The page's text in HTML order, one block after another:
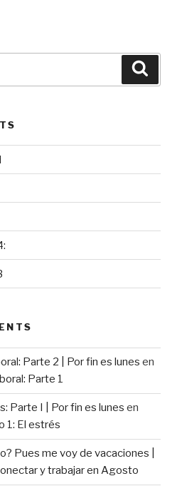
Parte 2 | Por fin es lunes en
Parte 1
Parte I | Por fin es lunes en
1: El estrés
Pues me voy de vacaciones |
y trabajar en Agosto